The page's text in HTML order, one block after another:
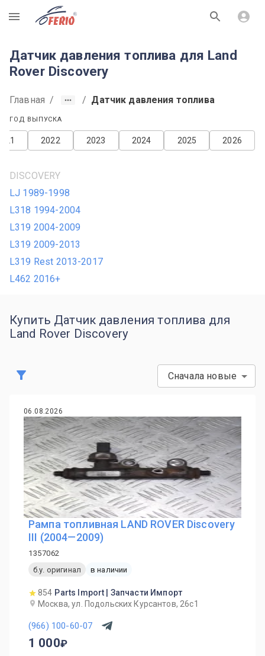
R
Датчик давления топлива для Land
Rover Discovery
Главная / / Датчик давления топлива
ГОД ВЫПУСКА
2026
2025
2024
2023
2022
DISCOVERY
LJ 1989-1998
L318 1994-2004
L319 2004-2009
L319 2009-2013
L319 Rest 2013-2017
L462 2016+
Купить Датчик давления топлива для
Land Rover Discovery
Сначала новые
06.08.2026
Рампа топливная LAND ROVER Discovery
III (2004—2009)
1357062
б.у. оригинал
в наличии
854 Parts Import | Запчасти Импорт
Москва, ул. Подольских Курсантов, 26с1
(966) 100-60-07
1 000